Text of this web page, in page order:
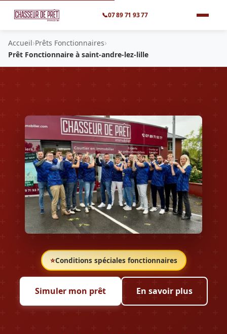
📞07 89 71 93 77
Accueil›Prêts Fonctionnaires›
Prêt Fonctionnaire à saint-andre-lez-lille
⭐Conditions spéciales fonctionnaires
Simuler mon prêt En savoir plus